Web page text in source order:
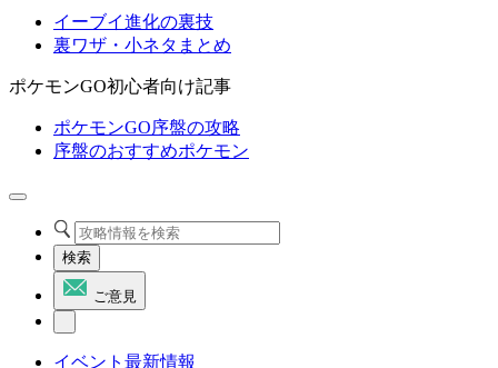
イーブイ進化の裏技
裏ワザ・小ネタまとめ
ポケモンGO初心者向け記事
ポケモンGO序盤の攻略
序盤のおすすめポケモン
検索
ご意見
イベント最新情報